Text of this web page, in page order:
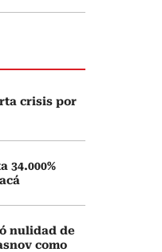
crisis por
34.000%
nulidad de
como